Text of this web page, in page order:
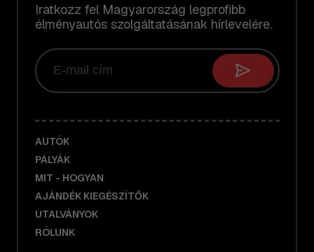
Iratkozz fel Magyarország legprofibb
élményautós szolgáltatásának hírlevelére.
AUTÓK
PÁLYÁK
MIT - HOGYAN
AJÁNDÉK KIEGÉSZÍTŐK
UTALVÁNYOK
RÓLUNK